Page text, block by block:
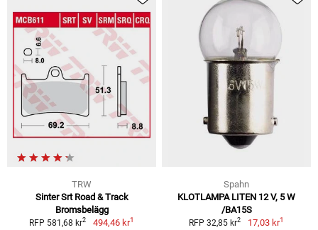
TRW
Sinter Srt Road & Track
Bromsbelägg
RFP 581,68 kr2 494,46 kr1
Spahn
KLOTLAMPA LITEN 12 V, 5 W
/BA15S
RFP 32,85 kr2 17,03 kr1